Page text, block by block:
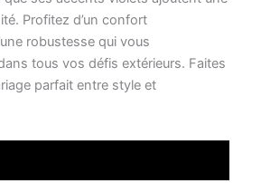
Profitez d’un confort
robustesse qui vous
tous vos défis extérieurs. Faites
parfait entre style et